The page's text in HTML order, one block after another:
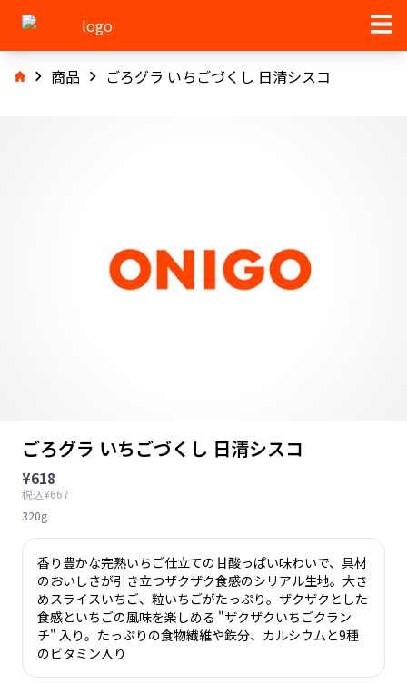
商品 ごろグラ いちごづくし 日清シスコ
ごろグラ いちごづくし 日清シスコ
¥618
税込¥667
320g
香り豊かな完熟いちご仕立ての甘酸っぱい味わいで、具材
のおいしさが引き立つザクザク食感のシリアル生地。大き
めスライスいちご、粒いちごがたっぷり。ザクザクとした
食感といちごの風味を楽しめる "ザクザクいちごクラン
チ" 入り。たっぷりの食物繊維や鉄分、カルシウムと9種
のビタミン入り